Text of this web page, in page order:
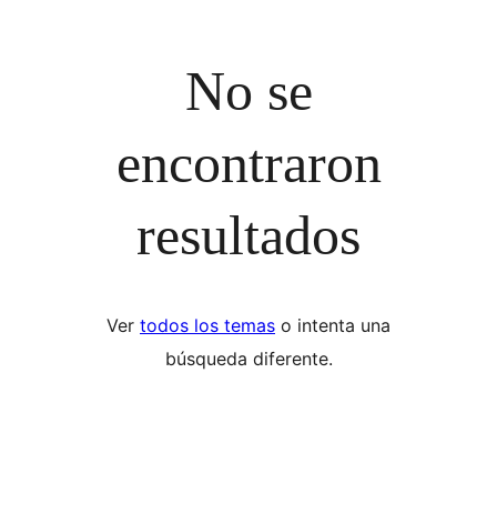
No se
encontraron
resultados
Ver todos los temas o intenta una
búsqueda diferente.